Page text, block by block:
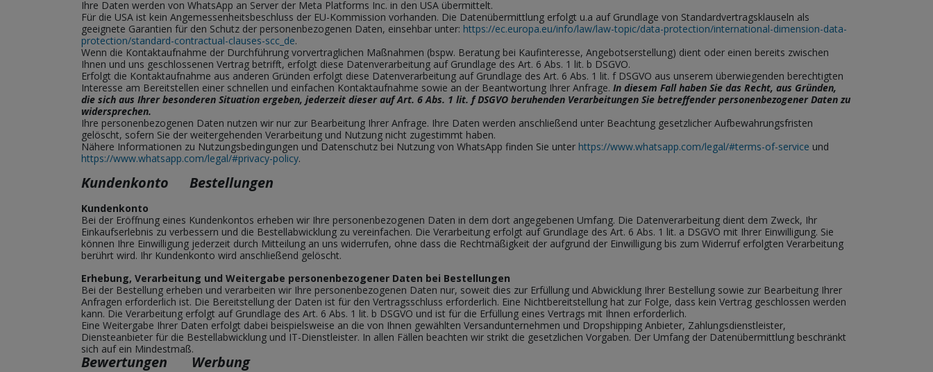
Ihre Daten werden von WhatsApp an Server der Meta Platforms Inc. in den USA übermittelt.
Für die USA ist kein Angemessenheitsbeschluss der EU-Kommission vorhanden. Die Datenübermittlung erfolgt u.a auf Grundlage von Standardvertragsklauseln als
geeignete Garantien für den Schutz der personenbezogenen Daten, einsehbar unter: https://ec.europa.eu/info/law/law-topic/data-protection/international-dimension-data-
protection/standard-contractual-clauses-scc_de.
Wenn die Kontaktaufnahme der Durchführung vorvertraglichen Maßnahmen (bspw. Beratung bei Kaufinteresse, Angebotserstellung) dient oder einen bereits zwischen
Ihnen und uns geschlossenen Vertrag betrifft, erfolgt diese Datenverarbeitung auf Grundlage des Art. 6 Abs. 1 lit. b DSGVO.
Erfolgt die Kontaktaufnahme aus anderen Gründen erfolgt diese Datenverarbeitung auf Grundlage des Art. 6 Abs. 1 lit. f DSGVO aus unserem überwiegenden berechtigten
Interesse am Bereitstellen einer schnellen und einfachen Kontaktaufnahme sowie an der Beantwortung Ihrer Anfrage. In diesem Fall haben Sie das Recht, aus Gründen,
die sich aus Ihrer besonderen Situation ergeben, jederzeit dieser auf Art. 6 Abs. 1 lit. f DSGVO beruhenden Verarbeitungen Sie betreffender personenbezogener Daten zu
widersprechen.
Ihre personenbezogenen Daten nutzen wir nur zur Bearbeitung Ihrer Anfrage. Ihre Daten werden anschließend unter Beachtung gesetzlicher Aufbewahrungsfristen
gelöscht, sofern Sie der weitergehenden Verarbeitung und Nutzung nicht zugestimmt haben.
Nähere Informationen zu Nutzungsbedingungen und Datenschutz bei Nutzung von WhatsApp finden Sie unter https://www.whatsapp.com/legal/#terms-of-service und
https://www.whatsapp.com/legal/#privacy-policy.
Kundenkonto Bestellungen
Kundenkonto
Bei der Eröffnung eines Kundenkontos erheben wir Ihre personenbezogenen Daten in dem dort angegebenen Umfang. Die Datenverarbeitung dient dem Zweck, Ihr
Einkaufserlebnis zu verbessern und die Bestellabwicklung zu vereinfachen. Die Verarbeitung erfolgt auf Grundlage des Art. 6 Abs. 1 lit. a DSGVO mit Ihrer Einwilligung. Sie
können Ihre Einwilligung jederzeit durch Mitteilung an uns widerrufen, ohne dass die Rechtmäßigkeit der aufgrund der Einwilligung bis zum Widerruf erfolgten Verarbeitung
berührt wird. Ihr Kundenkonto wird anschließend gelöscht.
Erhebung, Verarbeitung und Weitergabe personenbezogener Daten bei Bestellungen
Bei der Bestellung erheben und verarbeiten wir Ihre personenbezogenen Daten nur, soweit dies zur Erfüllung und Abwicklung Ihrer Bestellung sowie zur Bearbeitung Ihrer
Anfragen erforderlich ist. Die Bereitstellung der Daten ist für den Vertragsschluss erforderlich. Eine Nichtbereitstellung hat zur Folge, dass kein Vertrag geschlossen werden
kann. Die Verarbeitung erfolgt auf Grundlage des Art. 6 Abs. 1 lit. b DSGVO und ist für die Erfüllung eines Vertrags mit Ihnen erforderlich.
Eine Weitergabe Ihrer Daten erfolgt dabei beispielsweise an die von Ihnen gewählten Versandunternehmen und Dropshipping Anbieter, Zahlungsdienstleister,
Diensteanbieter für die Bestellabwicklung und IT-Dienstleister. In allen Fällen beachten wir strikt die gesetzlichen Vorgaben. Der Umfang der Datenübermittlung beschränkt
sich auf ein Mindestmaß.
Bewertungen Werbung